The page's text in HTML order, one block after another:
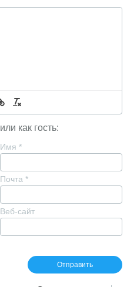
или как гость:
Имя *
Почта *
Веб-сайт